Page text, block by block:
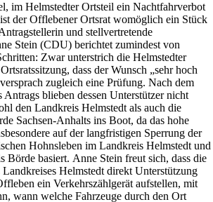
im Helmstedter Ortsteil ein Nachtfahrverbot
der Offlebener Ortsrat womöglich ein Stück
und stellvertretende
Stein (CDU) berichtet zumindest von
Zwar unterstrich die Helmstedter
dass der Wunsch „sehr hoch
zugleich eine Prüfung. Nach dem
Antrags blieben dessen Unterstützer nicht
den Landkreis Helmstedt als auch die
Sachsen-Anhalts ins Boot, da das hohe
auf der langfristigen Sperrung der
Hohnsleben im Landkreis Helmstedt und
Börde basiert. Anne Stein freut sich, dass die
Helmstedt direkt Unterstützung
ein Verkehrszählgerät aufstellen, mit
wann welche Fahrzeuge durch den Ort